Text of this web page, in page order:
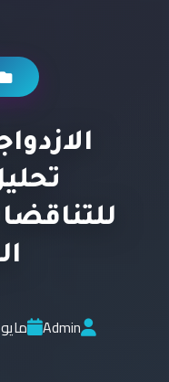
Admin مايو 24,